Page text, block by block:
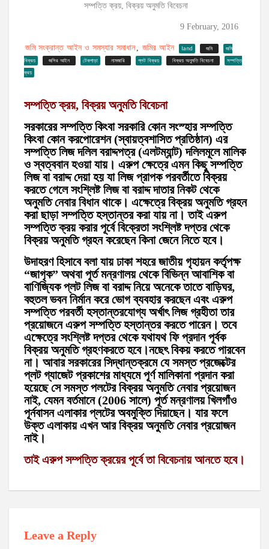
সম্পত্তি ক্রয়, বিক্রয় অনুমতি বিবেচনা
9 February, 2016
জমি সংক্রান্ত আইন ও সমস্যার সমাধান জমির আইন land জমি
জমি
বিক্রয়
জসির আইন টেকপাড়া নামজারি প্লট বিক্রয় বিক্রয় অনুমতি বিবেচনা
সম্পত্তি
ক্রয়
সম্পত্তি ক্রয়, বিক্রয় অনুমতি বিবেচনা
সরকারের সম্পত্তি কিংবা সরকারি কোন সংস্হার সম্পত্তি
কিংবা কোন করপোরেশন (স্বায়ত্বশাসিত প্রতিষ্ঠান) এর
সম্পত্তি লিজ দলিল বরাদ্দপত্র (এলটম্যান্ট) দলিলমূলে মালিক
ও স্বত্ববান হওয়া যায়। এরুপ ক্ষেত্রে এমন কিছু সম্পত্তি
লিজ বা বরাদ্দ দেয়া হয় যা লিজ প্রাপক পরবর্তীতে বিক্রয়
করতে গেলে সংশ্লিষ্ট লিজ বা বরাদ্দ দাতার নিকট থেকে
অনুমতি নেবার বিধান থাকে। এক্ষেত্রে বিক্রয় অনুমতি গ্রহন
করা ছাড়া সম্পত্তি হস্তান্তর করা যায় না। তাই এরুপ
সম্পত্তি ক্রয় করার পূর্বে বিক্রেতা সংশ্লিষ্ট দপ্তর থেকে
বিক্রয় অনুমতি গ্রহন করেছেন কিনা জেনে নিতে হবে।
উদাহরণ হিসাবে বলা যায় ঢাকা শহরে জাতীয় গৃহায়ন কর্তৃপক্ষ
“জাগৃক” অথবা পূর্ত মন্রণালয় থেকে বিভিন্ন আবাশিক বা
বাণিজ্যিক প্লট লিজ বা বরাদ্দ নিয়ে অনেকে তাতে বাড়িঘর,
বহুতল ভবন নির্মান করে ভোগ ব্যবহার করছেন এবং এরুপ
সম্পত্তি পরবর্তী হস্তান্তরযোগ্য অর্খাৎ লিজ গ্রহীতা তার
প্রয়োজনে এরুপ সম্পত্তি হস্তান্তর করতে পারেন। তবে
এক্ষেত্রে সংশ্লিষ্ট দপ্তর থেকে যথাযথ ফি প্রদান পূর্বক
বিক্রয় অনুমতি গ্রহণকরতে হবে।নছেৎ বিকয় করতে পারবেন
না। আবার সরকারের সিদ্ধান্তক্রমে যে সমস্ত প্রজেক্টের
প্লট গ্যাজেট প্রকাশের মাধ্যমে পূর্ণ মালিকানা প্রদান করা
হয়েছে সে সমস্ত পলটের বিক্রয় অনুমতি নেবার প্রয়োজন
নাই, যেমন বর্তমানে (2006 সালে) পূর্ত মন্রণালয় খিলগাঁও
পূর্নবাসন এলাকার প্লটের অবমুক্তি দিয়াছেন। যার ফলে
উক্ত এলাকায় এখন আর বিক্রয় অনুমতি নেবার প্রয়োজন
নাই।
তাই এরুপ সম্পত্তি ক্রয়ের পূর্বে তা বিবেচনায় আনতে হবে।
Leave a Reply